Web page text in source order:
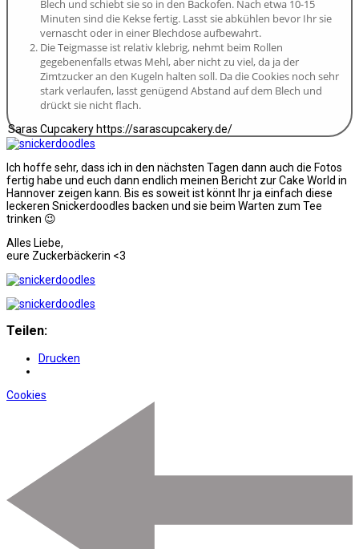
Blech und schiebt sie so in den Backofen. Nach etwa 10-15
Minuten sind die Kekse fertig. Lasst sie abkühlen bevor Ihr sie
vernascht oder in einer Blechdose aufbewahrt.
Die Teigmasse ist relativ klebrig, nehmt beim Rollen
gegebenenfalls etwas Mehl, aber nicht zu viel, da ja der
Zimtzucker an den Kugeln halten soll. Da die Cookies noch sehr
stark verlaufen, lasst genügend Abstand auf dem Blech und
drückt sie nicht flach.
Saras Cupcakery https://sarascupcakery.de/
Ich hoffe sehr, dass ich in den nächsten Tagen dann auch die Fotos
fertig habe und euch dann endlich meinen Bericht zur Cake World in
Hannover zeigen kann. Bis es soweit ist könnt Ihr ja einfach diese
leckeren Snickerdoodles backen und sie beim Warten zum Tee
trinken 😉
Alles Liebe,
eure Zuckerbäckerin <3
Teilen:
Drucken
Cookies